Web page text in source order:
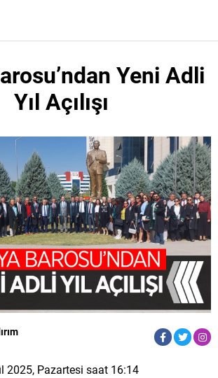
Yeni Adli
Yıl Açılışı
2025, Pazartesi saat 16:14